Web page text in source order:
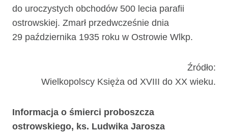
do uroczystych obchodów 500 lecia parafii
ostrowskiej. Zmarł przedwcześnie dnia
29 października 1935 roku w Ostrowie Wlkp.
Źródło:
Wielkopolscy Księża od XVIII do XX wieku.
Informacja o śmierci proboszcza
ostrowskiego, ks. Ludwika Jarosza